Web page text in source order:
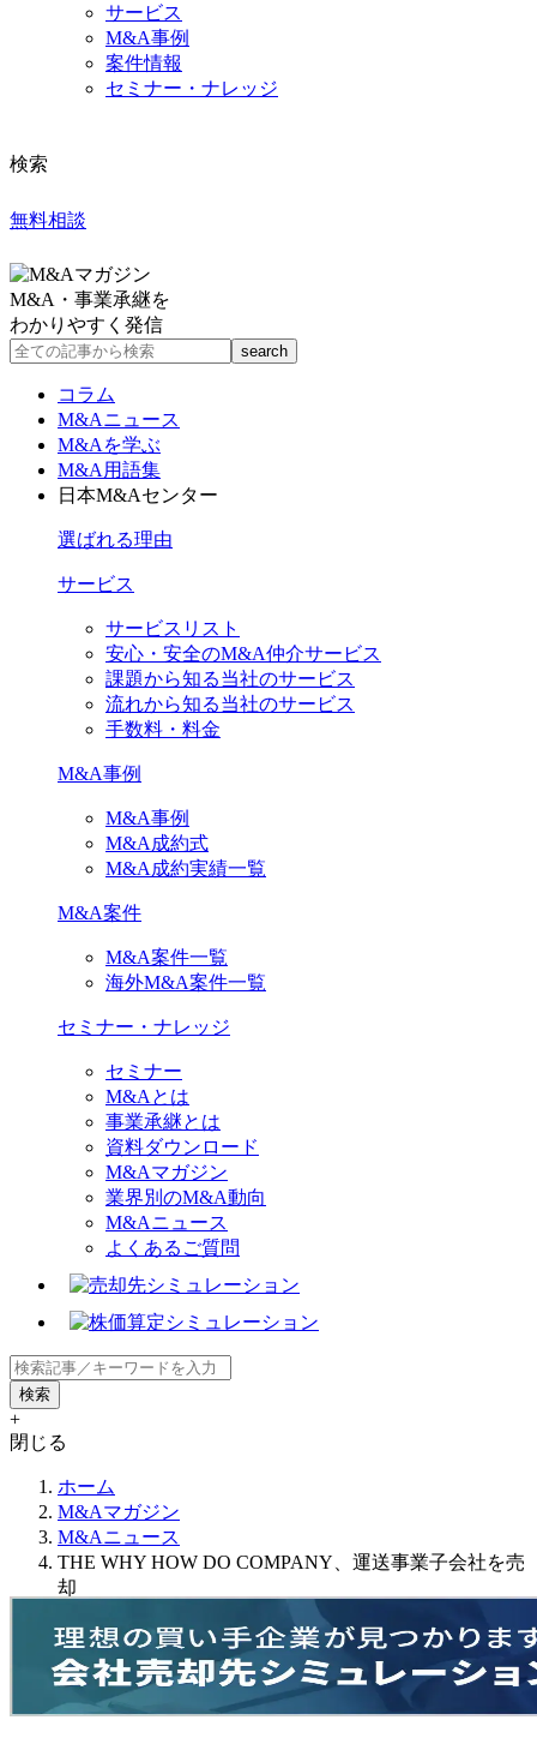
サービス
M&A事例
案件情報
セミナー・ナレッジ
検索
無料相談
M&A・事業承継を
わかりやすく発信
コラム
M&Aニュース
M&Aを学ぶ
M&A用語集
日本M&Aセンター
選ばれる理由
サービス
サービスリスト
安心・安全のM&A仲介サービス
課題から知る当社のサービス
流れから知る当社のサービス
手数料・料金
M&A事例
M&A事例
M&A成約式
M&A成約実績一覧
M&A案件
M&A案件一覧
海外M&A案件一覧
セミナー・ナレッジ
セミナー
M&Aとは
事業承継とは
資料ダウンロード
M&Aマガジン
業界別のM&A動向
M&Aニュース
よくあるご質問
+
閉じる
ホーム
M&Aマガジン
M&Aニュース
THE WHY HOW DO COMPANY、運送事業子会社を売
却